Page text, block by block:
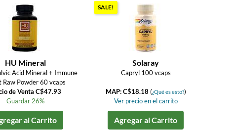
HU Mineral
Acid Mineral + Immune
Raw Powder 60 vcaps
de Venta C$47.93
Guardar 26%
al Carrito
SALE!
Solaray
Capryl 100 vcaps
MAP: C$18.18 (¿Qué es esto?)
Ver precio en el carrito
Agregar al Carrito